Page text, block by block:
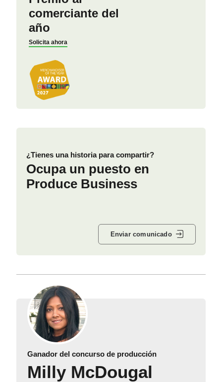
comerciante del
año
Solicita ahora
¿Tienes una historia para compartir?
Ocupa un puesto en
Produce Business
Enviar comunicado
Ganador del concurso de producción
Milly McDougal